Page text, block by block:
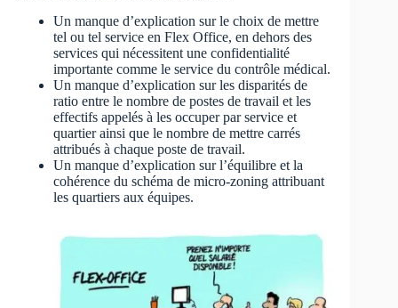
Un manque d’explication sur le choix de mettre
tel ou tel service en Flex Office, en dehors des
services qui nécessitent une confidentialité
importante comme le service du contrôle médical.
Un manque d’explication sur les disparités de
ratio entre le nombre de postes de travail et les
effectifs appelés à les occuper par service et
quartier ainsi que le nombre de mettre carrés
attribués à chaque poste de travail.
Un manque d’explication sur l’équilibre et la
cohérence du schéma de micro-zoning attribuant
les quartiers aux équipes.